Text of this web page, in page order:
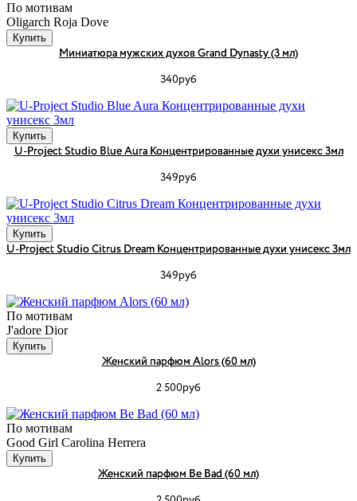
По мотивам
Oligarch Roja Dove
Купить
Миниатюра мужских духов Grand Dynasty (3 мл)
340руб
Купить
U-Project Studio Blue Aura Концентрированные духи унисекс 3мл
349руб
Купить
U-Project Studio Citrus Dream Концентрированные духи унисекс 3мл
349руб
По мотивам
J'adore Dior
Купить
Женский парфюм Alors (60 мл)
2 500руб
По мотивам
Good Girl Carolina Herrera
Купить
Женский парфюм Be Bad (60 мл)